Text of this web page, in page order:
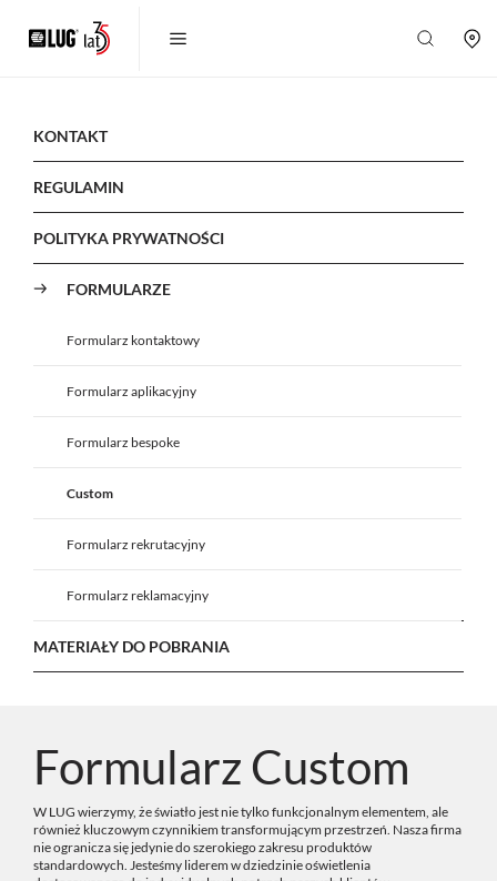
KONTAKT
REGULAMIN
POLITYKA PRYWATNOŚCI
FORMULARZE
Formularz kontaktowy
Formularz aplikacyjny
Formularz bespoke
Custom
Formularz rekrutacyjny
Formularz reklamacyjny
MATERIAŁY DO POBRANIA
Formularz Custom
W LUG wierzymy, że światło jest nie tylko funkcjonalnym elementem, ale
również kluczowym czynnikiem transformującym przestrzeń. Nasza firma
nie ogranicza się jedynie do szerokiego zakresu produktów
standardowych. Jesteśmy liderem w dziedzinie oświetlenia